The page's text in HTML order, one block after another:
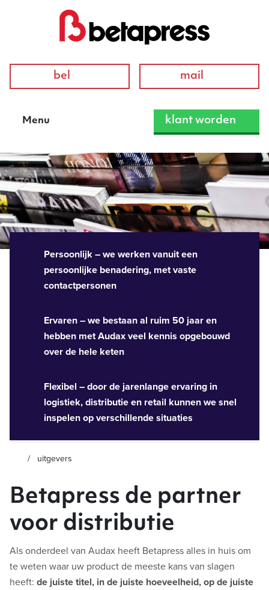
bel mail
Menu klant worden
Persoonlijk – we werken vanuit een
persoonlijke benadering, met vaste
contactpersonen
Ervaren – we bestaan al ruim 50 jaar en
hebben met Audax veel kennis opgebouwd
over de hele keten
Flexibel – door de jarenlange ervaring in
logistiek, distributie en retail kunnen we snel
inspelen op verschillende situaties
uitgevers
Betapress de partner
voor distributie
Als onderdeel van Audax heeft Betapress alles in huis om
te weten waar uw product de meeste kans van slagen
heeft: de juiste titel, in de juiste hoeveelheid, op de juiste